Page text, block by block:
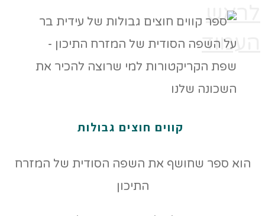
לראש
העמוד
קווים חוצים גבולות
הוא ספר שחושף את השפה הסודית של המזרח
התיכון